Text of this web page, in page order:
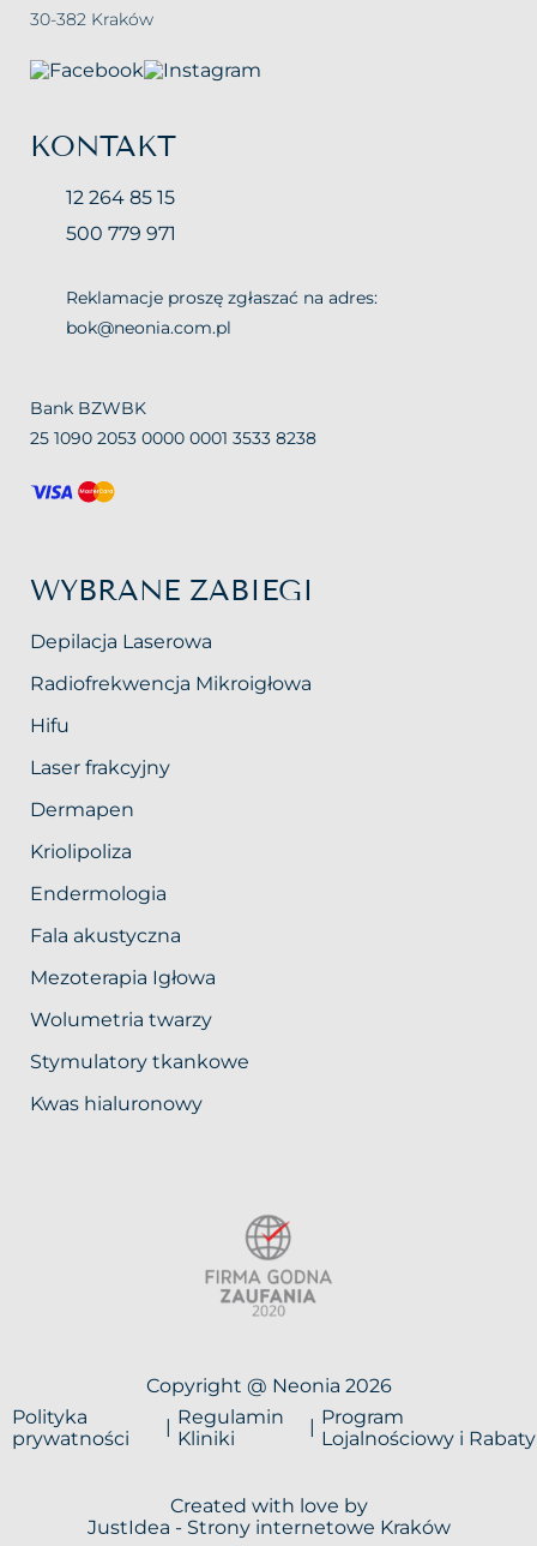
30-382 Kraków
KONTAKT
12 264 85 15
500 779 971
Reklamacje proszę zgłaszać na adres:
bok@neonia.com.pl
Bank BZWBK
25 1090 2053 0000 0001 3533 8238
WYBRANE ZABIEGI
Depilacja Laserowa
Radiofrekwencja Mikroigłowa
Hifu
Laser frakcyjny
Dermapen
Kriolipoliza
Endermologia
Fala akustyczna
Mezoterapia Igłowa
Wolumetria twarzy
Stymulatory tkankowe
Kwas hialuronowy
Copyright @ Neonia 2026
Polityka
prywatności
Regulamin
Kliniki
Program
Lojalnościowy i Rabaty
Created with love by
JustIdea - Strony internetowe Kraków